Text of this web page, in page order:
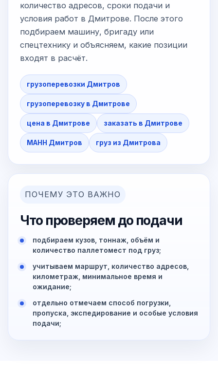
количество адресов, сроки подачи и
условия работ в Дмитрове. После этого
подбираем машину, бригаду или
спецтехнику и объясняем, какие позиции
входят в расчёт.
грузоперевозки Дмитров
грузоперевозку в Дмитрове
цена в Дмитрове заказать в Дмитрове
МАНН Дмитров груз из Дмитрова
ПОЧЕМУ ЭТО ВАЖНО
Что проверяем до подачи
подбираем кузов, тоннаж, объём и
количество паллетомест под груз;
учитываем маршрут, количество адресов,
километраж, минимальное время и
ожидание;
отдельно отмечаем способ погрузки,
пропуска, экспедирование и особые условия
подачи;